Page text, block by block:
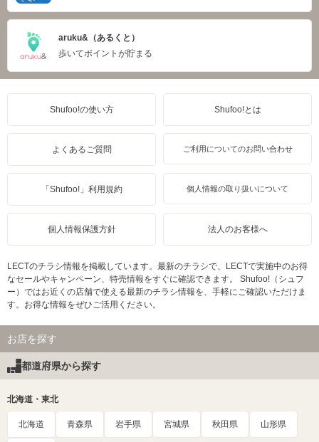
aruku&（あるくと）
歩いてポイントが貯まる
Shufoo!の使い方 Shufoo!とは
よくあるご質問 ご利用についてのお問い合わせ
「Shufoo!」利用規約 個人情報の取り扱いについて
個人情報保護方針 法人のお客様へ
LECTのチラシ情報を掲載しています。最新のチラシで、LECTで実施中のお得
なセールやキャンペーン、特売情報をすぐに確認できます。 Shufoo!（シュフ
ー）ではお近くの店舗で使える最新のチラシ情報を、手軽にご確認いただけま
す。お得な情報をぜひご活用ください。
お店を探す
都道府県から探す
北海道・東北
北海道 青森県 岩手県 宮城県 秋田県 山形県